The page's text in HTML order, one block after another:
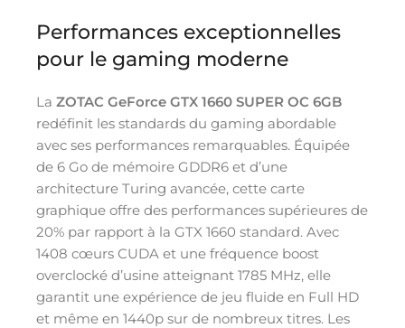
Performances exceptionnelles
pour le gaming moderne
La ZOTAC GeForce GTX 1660 SUPER OC 6GB
redéfinit les standards du gaming abordable
avec ses performances remarquables. Équipée
de 6 Go de mémoire GDDR6 et d’une
architecture Turing avancée, cette carte
graphique offre des performances supérieures de
20% par rapport à la GTX 1660 standard. Avec
1408 cœurs CUDA et une fréquence boost
overclocké d’usine atteignant 1785 MHz, elle
garantit une expérience de jeu fluide en Full HD
et même en 1440p sur de nombreux titres. Les